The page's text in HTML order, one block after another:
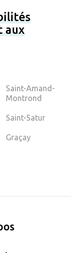
aux
Saint-Amand-
Montrond
Saint-Satur
Graçay